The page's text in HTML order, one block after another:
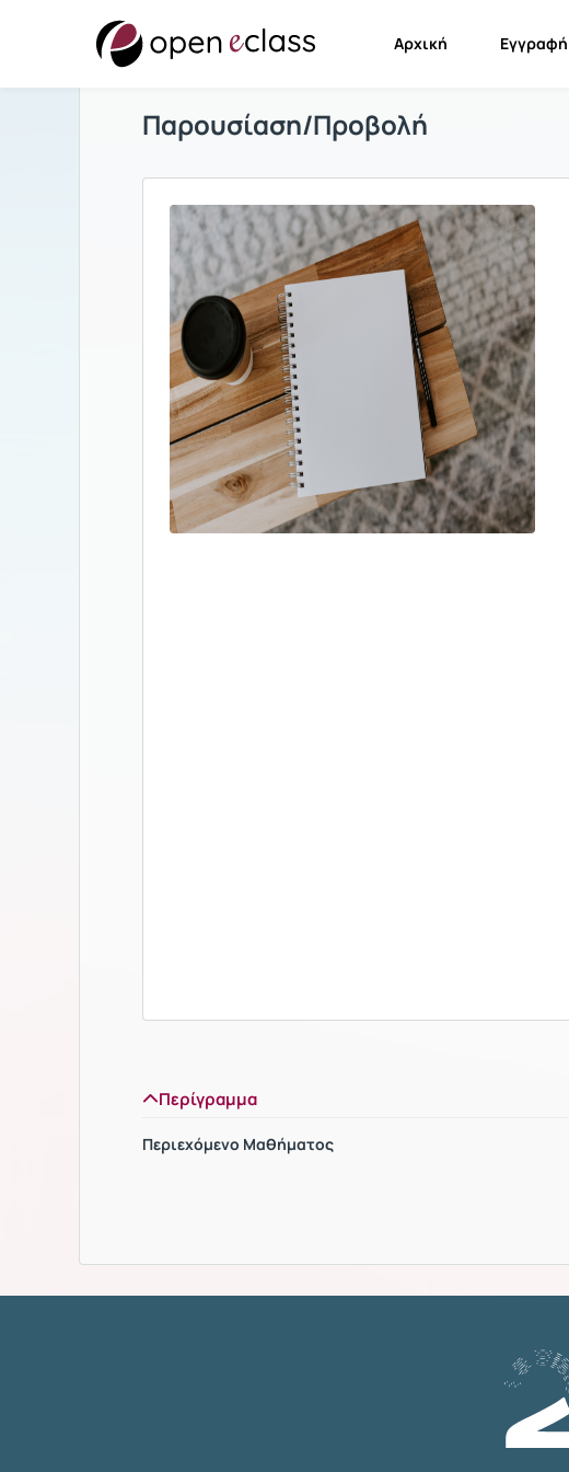
Αρχική Εγγραφή
Παρουσίαση/Προβολή
Περίγραμμα
Περιεχόμενο Μαθήματος